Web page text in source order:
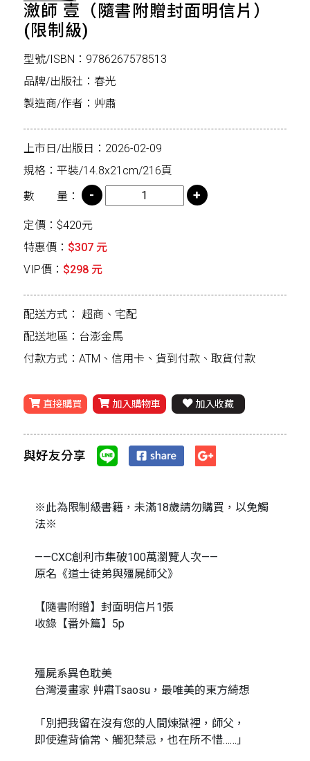
瀲師 壹（隨書附贈封面明信片）
(限制級)
型號/ISBN：9786267578513
品牌/出版社：春光
製造商/作者：艸肅
上市日/出版日：2026-02-09
規格：平裝/14.8x21cm/216頁
數 量：
定價：$420元
特惠價： $307 元
VIP價： $298 元
配送方式： 超商、宅配
配送地區：台澎金馬
付款方式：ATM、信用卡、貨到付款、取貨付款
直接購買 加入購物車 加入收藏
與好友分享
※此為限制級書籍，未滿18歲請勿購買，以免觸
法※
——CXC創利市集破100萬瀏覽人次——
原名《道士徒弟與殭屍師父》
【隨書附贈】封面明信片1張
收錄【番外篇】5p
殭屍系異色耽美
台灣漫畫家 艸肅Tsaosu，最唯美的東方綺想
「別把我留在沒有您的人間煉獄裡，師父，
即使違背倫常、觸犯禁忌，也在所不惜……」